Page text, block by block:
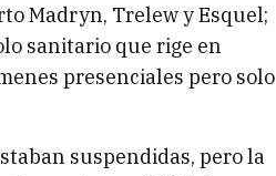
Madryn, Trelew y Esquel;
sanitario que rige en
presenciales pero solo
suspendidas, pero la